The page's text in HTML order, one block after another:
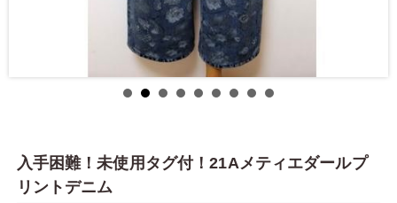
入手困難！未使用タグ付！21Aメティエダールプ
リントデニム